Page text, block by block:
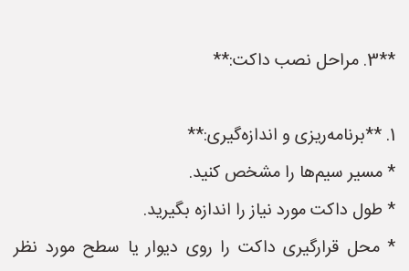
**3. مراحل نصب داکت:**
1. **برنامه‌ریزی و اندازه‌گیری:**
* مسیر سیم‌ها را مشخص کنید.
* طول داکت مورد نیاز را اندازه بگیرید.
* محل قرارگیری داکت را روی دیوار یا سطح مورد نظر